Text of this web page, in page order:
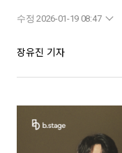
수정 2026-01-19 08:47
장유진 기자